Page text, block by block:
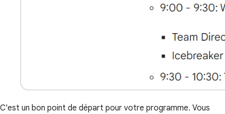
C'est un bon point de départ pour votre programme. Vous